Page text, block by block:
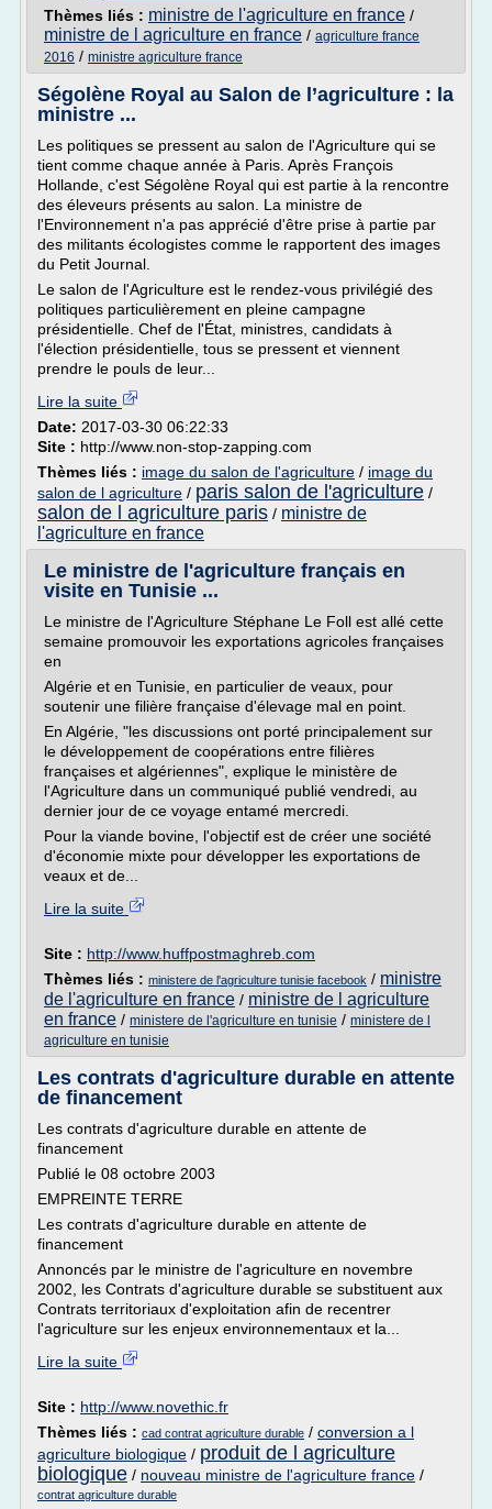
Thèmes liés : ministre de l'agriculture en france /
ministre de l agriculture en france / agriculture france
2016 / ministre agriculture france
Ségolène Royal au Salon de l’agriculture : la
ministre ...
Les politiques se pressent au salon de l'Agriculture qui se
tient comme chaque année à Paris. Après François
Hollande, c'est Ségolène Royal qui est partie à la rencontre
des éleveurs présents au salon. La ministre de
l'Environnement n'a pas apprécié d'être prise à partie par
des militants écologistes comme le rapportent des images
du Petit Journal.
Le salon de l'Agriculture est le rendez-vous privilégié des
politiques particulièrement en pleine campagne
présidentielle. Chef de l'État, ministres, candidats à
l'élection présidentielle, tous se pressent et viennent
prendre le pouls de leur...
Lire la suite
Date: 2017-03-30 06:22:33
Site : http://www.non-stop-zapping.com
Thèmes liés : image du salon de l'agriculture / image du
salon de l agriculture / paris salon de l'agriculture /
salon de l agriculture paris / ministre de
l'agriculture en france
Le ministre de l'agriculture français en
visite en Tunisie ...
Le ministre de l'Agriculture Stéphane Le Foll est allé cette
semaine promouvoir les exportations agricoles françaises
en
Algérie et en Tunisie, en particulier de veaux, pour
soutenir une filière française d'élevage mal en point.
En Algérie, "les discussions ont porté principalement sur
le développement de coopérations entre filières
françaises et algériennes", explique le ministère de
l'Agriculture dans un communiqué publié vendredi, au
dernier jour de ce voyage entamé mercredi.
Pour la viande bovine, l'objectif est de créer une société
d'économie mixte pour développer les exportations de
veaux et de...
Lire la suite
Site : http://www.huffpostmaghreb.com
Thèmes liés : ministere de l'agriculture tunisie facebook / ministre
de l'agriculture en france / ministre de l agriculture
en france / ministere de l'agriculture en tunisie / ministere de l
agriculture en tunisie
Les contrats d'agriculture durable en attente
de financement
Les contrats d'agriculture durable en attente de
financement
Publié le 08 octobre 2003
EMPREINTE TERRE
Les contrats d'agriculture durable en attente de
financement
Annoncés par le ministre de l'agriculture en novembre
2002, les Contrats d'agriculture durable se substituent aux
Contrats territoriaux d'exploitation afin de recentrer
l'agriculture sur les enjeux environnementaux et la...
Lire la suite
Site : http://www.novethic.fr
Thèmes liés : cad contrat agriculture durable / conversion a l
agriculture biologique / produit de l agriculture
biologique / nouveau ministre de l'agriculture france /
contrat agriculture durable